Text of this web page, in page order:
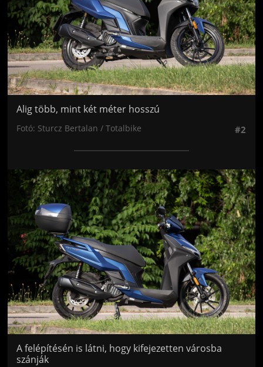
Alig több, mint két méter hosszú
Fotó: Sturcz Bertalan / Totalbike #2
Jön még kép!
A felépítésén is látni, hogy kifejezetten városba
szánják